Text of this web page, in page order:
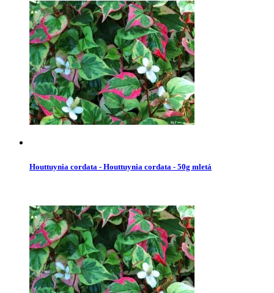
Houttuynia cordata - Houttuynia cordata - 50g mletá